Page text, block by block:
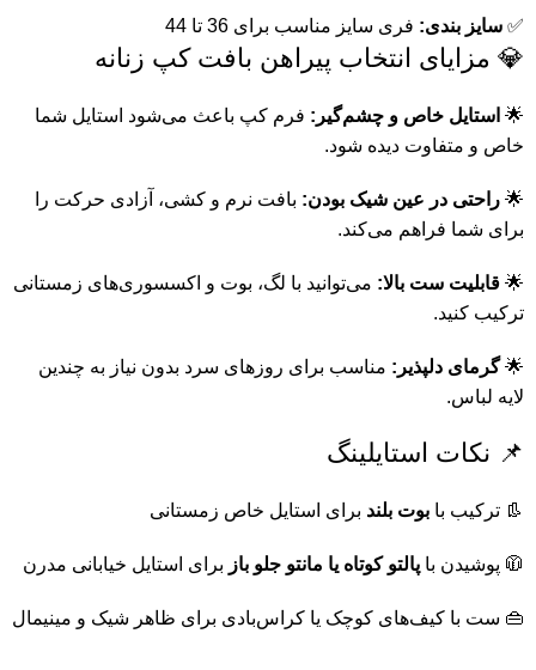
✅ سایز بندی: فری سایز مناسب برای 36 تا 44
💎 مزایای انتخاب پیراهن بافت کپ زنانه
🌟 استایل خاص و چشم‌گیر: فرم کپ باعث می‌شود استایل شما
خاص و متفاوت دیده شود.
🌟 راحتی در عین شیک بودن: بافت نرم و کشی، آزادی حرکت را
برای شما فراهم می‌کند.
🌟 قابلیت ست بالا: می‌توانید با لگ، بوت و اکسسوری‌های زمستانی
ترکیب کنید.
🌟گرمای دلپذیر: مناسب برای روزهای سرد بدون نیاز به چندین
لایه لباس.
📌 نکات استایلینگ
👢 ترکیب با بوت بلند برای استایل خاص زمستانی
🧥 پوشیدن با پالتو کوتاه یا مانتو جلو باز برای استایل خیابانی مدرن
👜 ست با کیف‌های کوچک یا کراس‌بادی برای ظاهر شیک و مینیمال